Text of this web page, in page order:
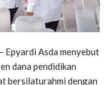
Epyardi Asda menyebut
dana pendidikan
bersilaturahmi dengan